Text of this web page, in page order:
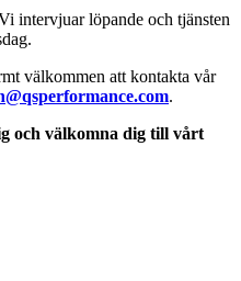
intervjuar löpande och tjänsten
välkommen att kontakta vår
.
och välkomna dig till vårt